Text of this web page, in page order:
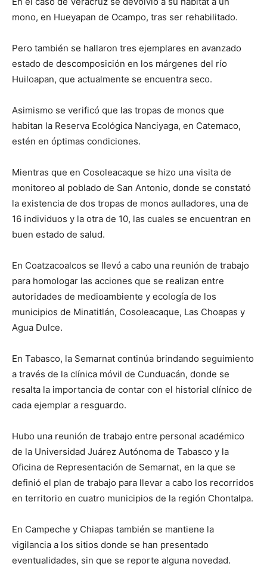
mono, en Hueyapan de Ocampo, tras ser rehabilitado.
Pero también se hallaron tres ejemplares en avanzado
estado de descomposición en los márgenes del río
Huiloapan, que actualmente se encuentra seco.
Asimismo se verificó que las tropas de monos que
habitan la Reserva Ecológica Nanciyaga, en Catemaco,
estén en óptimas condiciones.
Mientras que en Cosoleacaque se hizo una visita de
monitoreo al poblado de San Antonio, donde se constató
la existencia de dos tropas de monos aulladores, una de
16 individuos y la otra de 10, las cuales se encuentran en
buen estado de salud.
En Coatzacoalcos se llevó a cabo una reunión de trabajo
para homologar las acciones que se realizan entre
autoridades de medioambiente y ecología de los
municipios de Minatitlán, Cosoleacaque, Las Choapas y
Agua Dulce.
En Tabasco, la Semarnat continúa brindando seguimiento
a través de la clínica móvil de Cunduacán, donde se
resalta la importancia de contar con el historial clínico de
cada ejemplar a resguardo.
Hubo una reunión de trabajo entre personal académico
de la Universidad Juárez Autónoma de Tabasco y la
Oficina de Representación de Semarnat, en la que se
definió el plan de trabajo para llevar a cabo los recorridos
en territorio en cuatro municipios de la región Chontalpa.
En Campeche y Chiapas también se mantiene la
vigilancia a los sitios donde se han presentado
eventualidades, sin que se reporte alguna novedad.